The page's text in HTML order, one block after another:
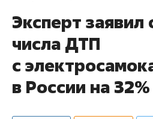
Эксперт заявил
числа ДТП
с
в России на 32%